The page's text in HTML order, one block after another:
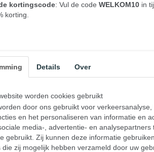
kortingscode: Vul de code WELKOM10 in
korting.
Details Over
worden cookies gebruikt
door ons gebruikt voor
en het personaliseren van informatie en
media-, advertentie- en
gebruikt. Zij kunnen deze informatie
die zij mogelijk hebben verzameld door uw